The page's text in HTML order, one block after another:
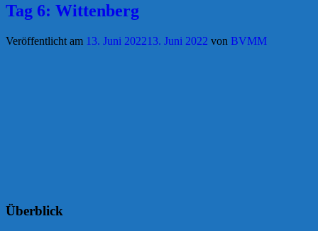
Tag 6: Wittenberg
Veröffentlicht am 13. Juni 202213. Juni 2022 von BVMM
Überblick